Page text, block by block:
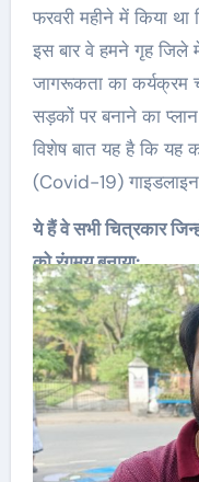
फरवरी महीने में किया
इस बार वे हमने गृह जिले
जागरूकता का
सड़कों पर बनाने का
विशेष बात यह है कि यह
(Covid-19)
ये हैं वे सभी चित्रकार
को रंगमय बनाया: